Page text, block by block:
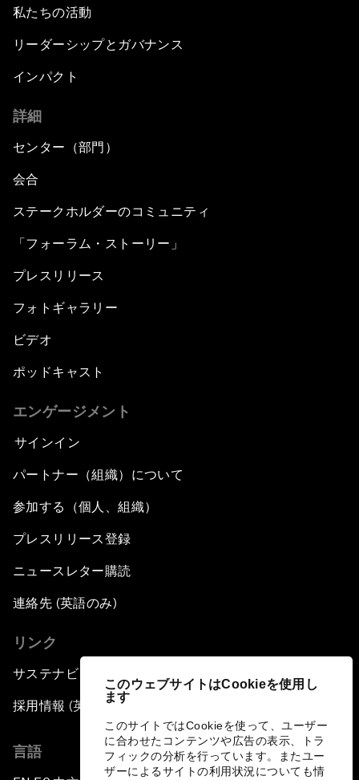
このウェブサイトはCookieを使用し
ます
このサイトではCookieを使って、ユーザー
に合わせたコンテンツや広告の表示、トラ
フィックの分析を行っています。またユー
ザーによるサイトの利用状況についても情
私たちの活動
リーダーシップとガバナンス
インパクト
詳細
センター（部門）
会合
ステークホルダーのコミュニティ
「フォーラム・ストーリー」
プレスリリース
フォトギャラリー
ビデオ
ポッドキャスト
エンゲージメント
サインイン
パートナー（組織）について
参加する（個人、組織）
プレスリリース登録
ニュースレター購読
連絡先 (英語のみ)
リンク
サステナビリティへの取り組み
採用情報 (英語のみ)
言語